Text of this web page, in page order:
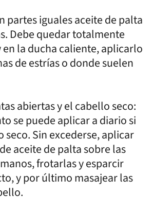
partes iguales aceite de palta
Debe quedar totalmente
la ducha caliente, aplicarlo
de estrías o donde suelen
abiertas y el cabello seco:
se puede aplicar a diario si
seco. Sin excederse, aplicar
aceite de palta sobre las
frotarlas y esparcir
y por último masajear las